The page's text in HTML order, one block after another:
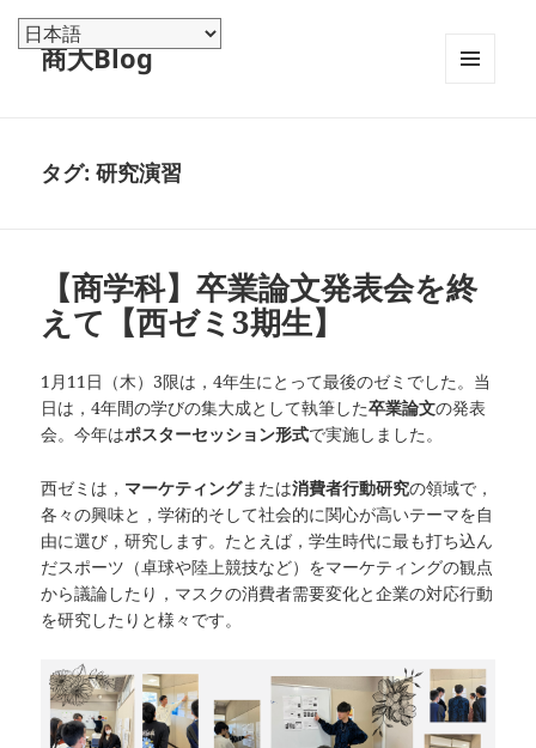
商大Blog
タグ:研究演習
【商学科】卒業論文発表会を終
えて【西ゼミ3期生】
1月11日（木）3限は，4年生にとって最後のゼミでした。当
日は，4年間の学びの集大成として執筆した卒業論文の発表
会。今年はポスターセッション形式で実施しました。
西ゼミは， マーケティングまたは消費者行動研究の領域で，
各々の興味と，学術的そして社会的に関心が高いテーマを自
由に選び，研究します。たとえば，学生時代に最も打ち込ん
だスポーツ（卓球や陸上競技など）をマーケティングの観点
から議論したり，マスクの消費者需要変化と企業の対応行動
を研究したりと様々です。